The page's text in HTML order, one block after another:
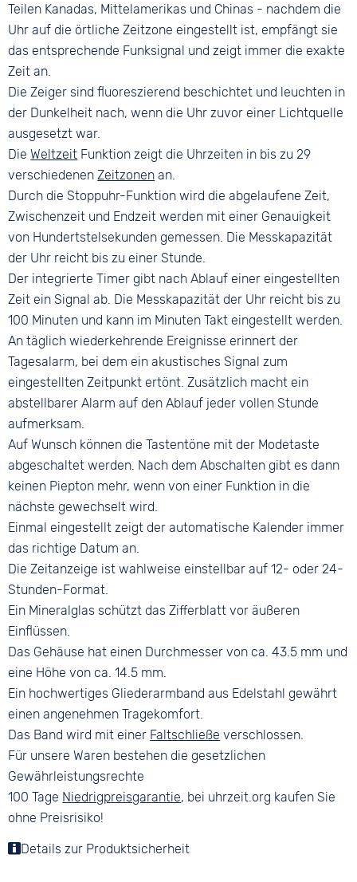
Teilen Kanadas, Mittelamerikas und Chinas - nachdem die
Uhr auf die örtliche Zeitzone eingestellt ist, empfängt sie
das entsprechende Funksignal und zeigt immer die exakte
Zeit an.
Die Zeiger sind fluoreszierend beschichtet und leuchten in
der Dunkelheit nach, wenn die Uhr zuvor einer Lichtquelle
ausgesetzt war.
DieWeltzeit Funktion zeigt die Uhrzeiten in bis zu 29
verschiedenenZeitzonen an.
Durch die Stoppuhr-Funktion wird die abgelaufene Zeit,
Zwischenzeit und Endzeit werden mit einer Genauigkeit
von Hundertstelsekunden gemessen. Die Messkapazität
der Uhr reicht bis zu einer Stunde.
Der integrierte Timer gibt nach Ablauf einer eingestellten
Zeit ein Signal ab. Die Messkapazität der Uhr reicht bis zu
100 Minuten und kann im Minuten Takt eingestellt werden.
An täglich wiederkehrende Ereignisse erinnert der
Tagesalarm, bei dem ein akustisches Signal zum
eingestellten Zeitpunkt ertönt. Zusätzlich macht ein
abstellbarer Alarm auf den Ablauf jeder vollen Stunde
aufmerksam.
Auf Wunsch können die Tastentöne mit der Modetaste
abgeschaltet werden. Nach dem Abschalten gibt es dann
keinen Piepton mehr, wenn von einer Funktion in die
nächste gewechselt wird.
Einmal eingestellt zeigt der automatische Kalender immer
das richtige Datum an.
Die Zeitanzeige ist wahlweise einstellbar auf 12- oder 24-
Stunden-Format.
Ein Mineralglas schützt das Zifferblatt vor äußeren
Einflüssen.
Das Gehäuse hat einen Durchmesser von ca. 43.5 mm und
eine Höhe von ca. 14.5 mm.
Ein hochwertiges Gliederarmband aus Edelstahl gewährt
einen angenehmen Tragekomfort.
Das Band wird mit einer Faltschließe verschlossen.
Für unsere Waren bestehen die gesetzlichen
Gewährleistungsrechte
100 Tage Niedrigpreisgarantie, bei uhrzeit.org kaufen Sie
ohne Preisrisiko!
Details zur Produktsicherheit